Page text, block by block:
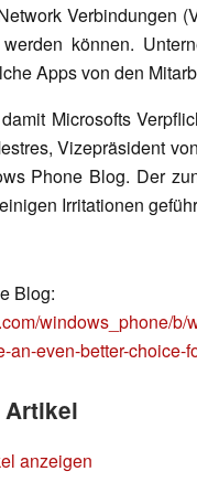
Verbindungen
können.
Apps von den
Microsofts
Vizepräsident
Phone Blog. Der
Irritationen
Blog:
windows_phone/
an-even-better-choice-
Artikel
anzeigen